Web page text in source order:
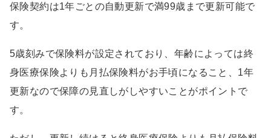
保険契約は1年ごとの自動更新で満99歳まで更新可能で
す。
5歳刻みで保険料が設定されており、年齢によっては終
身医療保険よりも月払保険料がお手頃になること、1年
更新なので保障の見直しがしやすいことがポイントで
す。